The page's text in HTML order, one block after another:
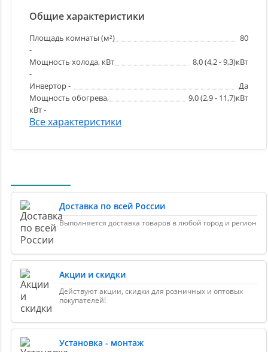
Общие характеристики
Площадь комнаты (м²)
-
80
Мощность холода, кВт
-
8,0 (4,2 - 9,3)кВт
Инвертор -
Да
Мощность обогрева,
кВт -
9,0 (2,9 - 11,7)кВт
Все характеристики
Доставка по всей России
Выполняется доставка товаров в любой город и регион
Акции и скидки
Действуют акции, скидки для розничных и оптовых
покупателей!
Установка - монтаж